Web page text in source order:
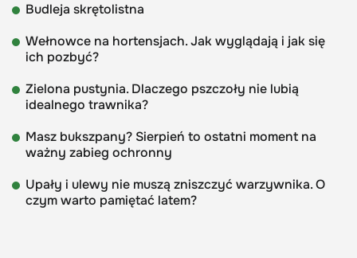
Budleja skrętolistna
Wełnowce na hortensjach. Jak wyglądają i jak się
ich pozbyć?
Zielona pustynia. Dlaczego pszczoły nie lubią
idealnego trawnika?
Masz bukszpany? Sierpień to ostatni moment na
ważny zabieg ochronny
Upały i ulewy nie muszą zniszczyć warzywnika. O
czym warto pamiętać latem?